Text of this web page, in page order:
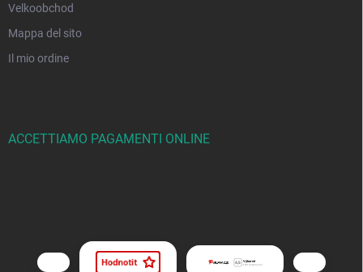
Velkoobchod
Mappa del sito
Il mio ordine
ACCETTIAMO PAGAMENTI ONLINE